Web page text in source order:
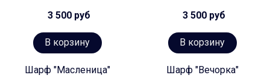
3 500 руб
В корзину
Шарф "Масленица"
3 500 руб
В корзину
Шарф "Вечорка"